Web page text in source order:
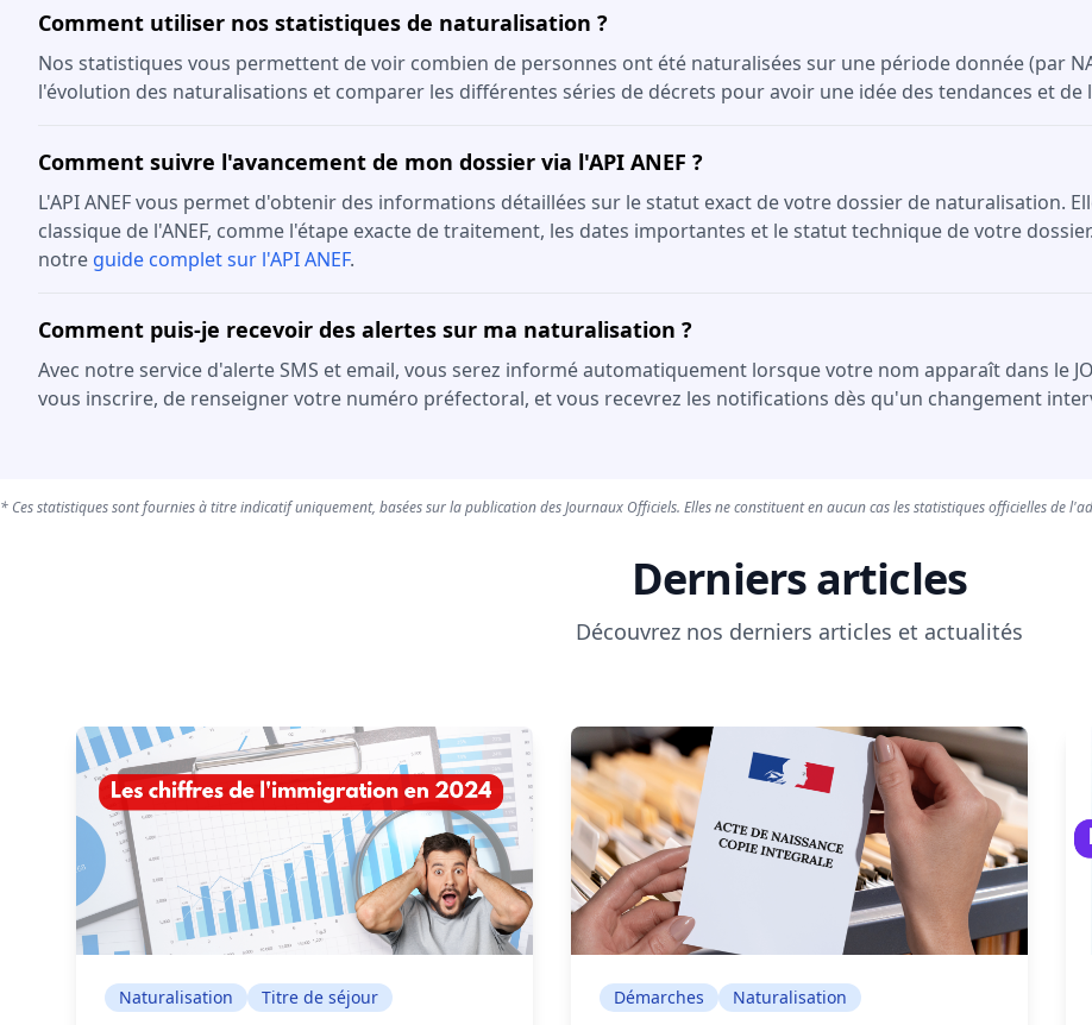
Comment utiliser nos statistiques de naturalisation ?
Nos statistiques vous permettent de voir combien de personnes ont été naturalisées sur une période donnée (par
l'évolution des naturalisations et comparer les différentes séries de décrets pour avoir une idée des tendances et de
Comment suivre l'avancement de mon dossier via l'API ANEF ?
L'API ANEF vous permet d'obtenir des informations détaillées sur le statut exact de votre dossier de naturalisation.
classique de l'ANEF, comme l'étape exacte de traitement, les dates importantes et le statut technique de votre
notre guide complet sur l'API ANEF.
Comment puis-je recevoir des alertes sur ma naturalisation ?
Avec notre service d'alerte SMS et email, vous serez informé automatiquement lorsque votre nom apparaît dans le
vous inscrire, de renseigner votre numéro préfectoral, et vous recevrez les notifications dès qu'un changement
* Ces statistiques sont fournies à titre indicatif uniquement, basées sur la publication des Journaux Officiels. Elles ne constituent en aucun cas les statistiques officielles de
Derniers articles
Découvrez nos derniers articles et actualités
Naturalisation Titre de séjour Démarches Naturalisation